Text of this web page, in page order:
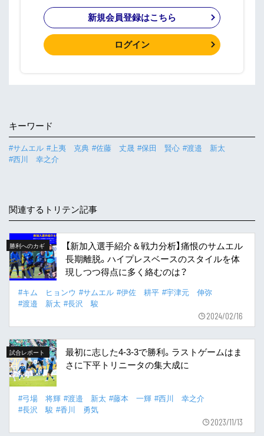
新規会員登録はこちら
ログイン
キーワード
#サムエル #上夷 克典 #佐藤 丈晟 #保田 賢心 #渡邉 新太
#西川 幸之介
関連するトリテン記事
勝利へのカギ
【新加入選手紹介＆戦力分析】痛恨のサムエル
長期離脱。ハイプレスベースのスタイルを体
現しつつ得点に多く絡むのは？
#キム ヒョンウ #サムエル #伊佐 耕平 #宇津元 伸弥
#渡邉 新太 #長沢 駿
2024/02/16
試合レポート
最初に志した4-3-3で勝利。ラストゲームはま
さに下平トリニータの集大成に
#弓場 将輝 #渡邉 新太 #藤本 一輝 #西川 幸之介
#長沢 駿 #香川 勇気
2023/11/13